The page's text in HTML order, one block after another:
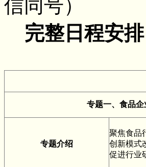
信同号）
完整日程安
专题一、食品
专题介绍
聚焦食品
创新模式
促进行业